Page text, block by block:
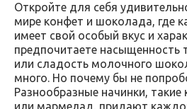
Откройте для себя
мире конфет и шоколада, где
имеет свой особый вкус и
предпочитаете насыщенность
или сладость молочного
много. Но почему бы не
Разнообразные начинки, такие
или мармелад, придают